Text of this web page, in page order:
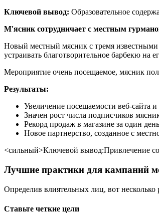
Ключевой вывод: Образовательное
М'ясник сотрудничает с местным
Новый местный мясник с тремя известными
устраивать благотворительное барбекю на
Мероприятие очень посещаемое, мясник
Результаты:
Увеличение посещаемости веб-сайта
Значен рост числа подписчиков
Рекорд продаж в магазине за один
Новое партнерство, созданное с
<сильный>Ключевой вывод:Привлечение
Лучшие практики для кампаний
Определив влиятельных лиц, вот
Ставьте четкие цели